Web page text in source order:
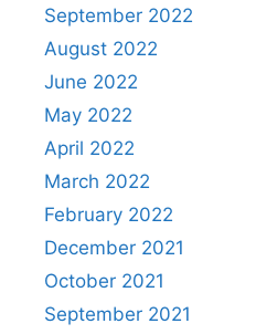
September 2022
August 2022
June 2022
May 2022
April 2022
March 2022
February 2022
December 2021
October 2021
September 2021